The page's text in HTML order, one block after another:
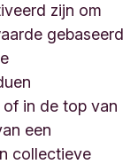
zijn om
gebaseerd
in de top van
een
collectieve